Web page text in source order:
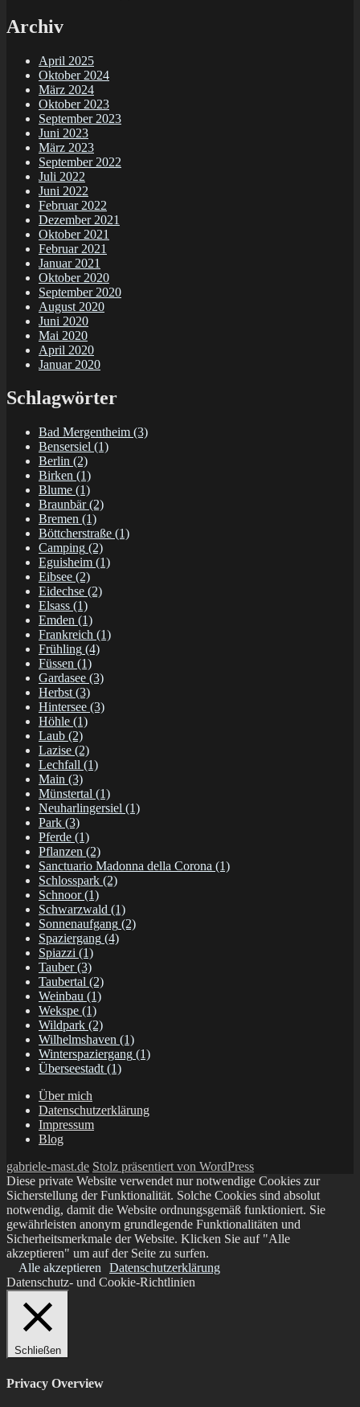
Archiv
April 2025
Oktober 2024
März 2024
Oktober 2023
September 2023
Juni 2023
März 2023
September 2022
Juli 2022
Juni 2022
Februar 2022
Dezember 2021
Oktober 2021
Februar 2021
Januar 2021
Oktober 2020
September 2020
August 2020
Juni 2020
Mai 2020
April 2020
Januar 2020
Schlagwörter
Bad Mergentheim (3)
Bensersiel (1)
Berlin (2)
Birken (1)
Blume (1)
Braunbär(2)
Bremen (1)
Böttcherstraße (1)
Camping (2)
Eguisheim (1)
Eibsee (2)
Eidechse (2)
Elsass (1)
Emden (1)
Frankreich (1)
Frühling (4)
Füssen (1)
Gardasee (3)
Herbst (3)
Hintersee (3)
Höhle (1)
Laub (2)
Lazise (2)
Lechfall (1)
Main (3)
Münstertal (1)
Neuharlingersiel (1)
Park (3)
Pferde (1)
Pflanzen (2)
Sanctuario Madonna della Corona (1)
Schlosspark (2)
Schnoor(1)
Schwarzwald (1)
Sonnenaufgang (2)
Spaziergang (4)
Spiazzi (1)
Tauber(3)
Taubertal (2)
Weinbau (1)
Wekspe (1)
Wildpark (2)
Wilhelmshaven (1)
Winterspaziergang (1)
Überseestadt (1)
Über mich
Datenschutzerklärung
Impressum
Blog
gabriele-mast.de Stolz präsentiert von WordPress
Diese private Website verwendet nur notwendige Cookies zur
Sicherstellung der Funktionalität. Solche Cookies sind absolut
notwendig, damit die Website ordnungsgemäß funktioniert. Sie
gewährleisten anonym grundlegende Funktionalitäten und
Sicherheitsmerkmale der Website. Klicken Sie auf "Alle
akzeptieren" um auf der Seite zu surfen.
Alle akzeptieren
Datenschutzerklärung
Datenschutz- und Cookie-Richtlinien
Schließen
Privacy Overview